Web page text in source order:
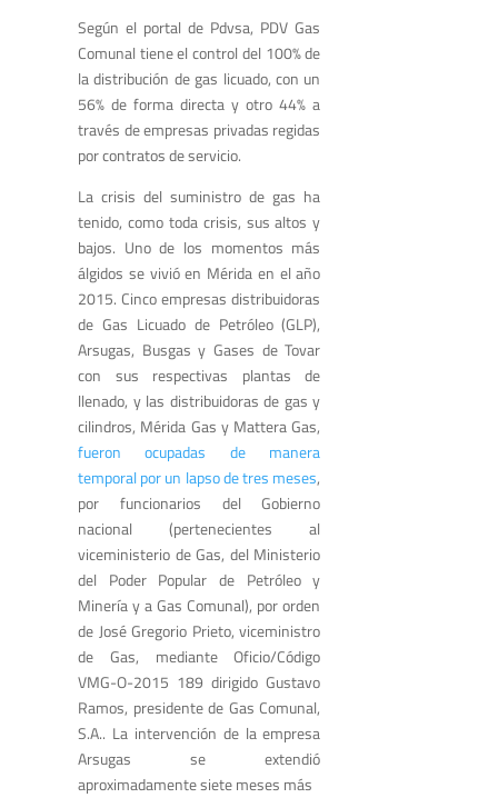
Según el portal de Pdvsa, PDV Gas
Comunal tiene el control del 100% de
la distribución de gas licuado, con un
56% de forma directa y otro 44% a
través de empresas privadas regidas
por contratos de servicio.
La crisis del suministro de gas ha
tenido, como toda crisis, sus altos y
bajos. Uno de los momentos más
álgidos se vivió en Mérida en el año
2015. Cinco empresas distribuidoras
de Gas Licuado de Petróleo (GLP),
Arsugas, Busgas y Gases de Tovar
con sus respectivas plantas de
llenado, y las distribuidoras de gas y
cilindros, Mérida Gas y Mattera Gas,
fueron ocupadas de manera
temporal por un lapso de tres meses,
por funcionarios del Gobierno
nacional (pertenecientes al
viceministerio de Gas, del Ministerio
del Poder Popular de Petróleo y
Minería y a Gas Comunal), por orden
de José Gregorio Prieto, viceministro
de Gas, mediante Oficio/Código
VMG-O-2015 189 dirigido Gustavo
Ramos, presidente de Gas Comunal,
S.A.. La intervención de la empresa
Arsugas se extendió
aproximadamente siete meses más